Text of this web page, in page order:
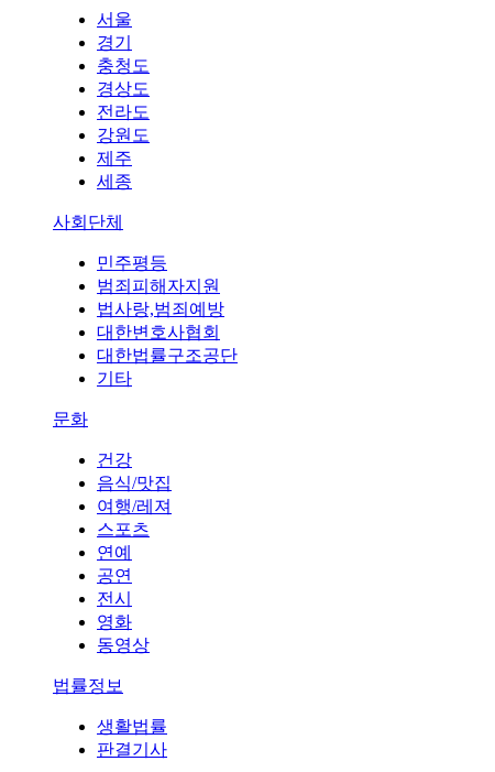
서울
경기
충청도
경상도
전라도
강원도
제주
세종
사회단체
민주평등
범죄피해자지원
법사랑,범죄예방
대한변호사협회
대한법률구조공단
기타
문화
건강
음식/맛집
여행/레져
스포츠
연예
공연
전시
영화
동영상
법률정보
생활법률
판결기사